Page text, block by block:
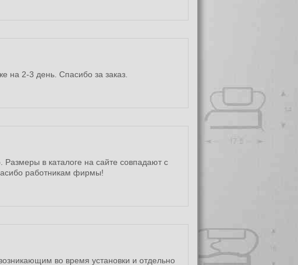
на 2-3 день. Спасибо за заказ.
в каталоге на сайте совпадают с
работникам фирмы!
во время установки и отдельно